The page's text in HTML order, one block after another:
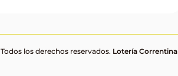
Todos los derechos reservados. Lotería Correntina